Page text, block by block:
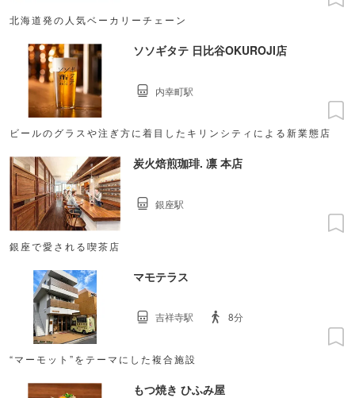
北海道発の人気ベーカリーチェーン
ソソギタテ 日比谷OKUROJI店
ビールのグラスや注ぎ方に着目したキリンシティによる新業態店
内幸町駅
炭火焙煎珈琲. 凛 本店
銀座で愛される喫茶店
銀座駅
マモテラス
“マーモット”をテーマにした複合施設
吉祥寺駅 8分
もつ焼き ひふみ屋